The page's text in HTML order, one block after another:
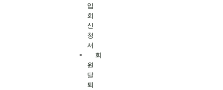
입
회
신
청
서
회
원
탈
퇴